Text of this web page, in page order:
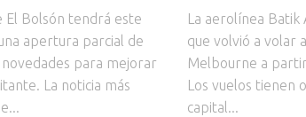
El Bolsón tendrá este
apertura parcial de
novedades para mejorar
La noticia más
La aerolínea Batik
que volvió a volar
Melbourne a
Los vuelos tienen
capital...